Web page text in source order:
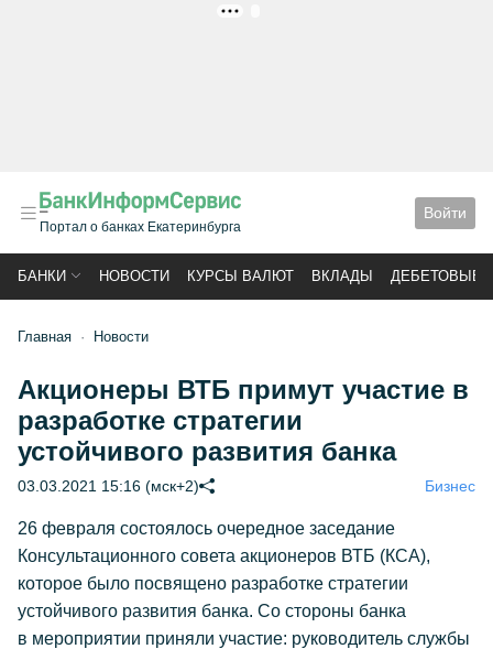
Портал о банках Екатеринбурга
Войти
БАНКИ НОВОСТИ КУРСЫ ВАЛЮТ ВКЛАДЫ ДЕБЕТОВЫЕ
Главная Новости
Акционеры ВТБ примут участие в
разработке стратегии
устойчивого развития банка
03.03.2021 15:16 (мск+2) Бизнес
26 февраля состоялось очередное заседание
Консультационного совета акционеров ВТБ (КСА),
которое было посвящено разработке стратегии
устойчивого развития банка. Со стороны банка
в мероприятии приняли участие: руководитель службы